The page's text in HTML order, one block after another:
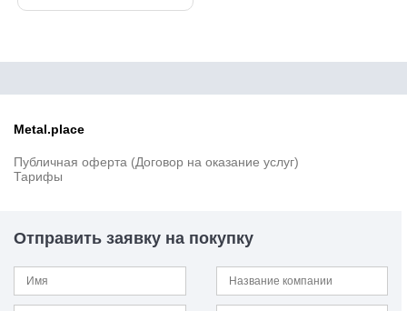
Metal.place
Публичная оферта (Договор на оказание услуг)
Тарифы
Отправить заявку на покупку